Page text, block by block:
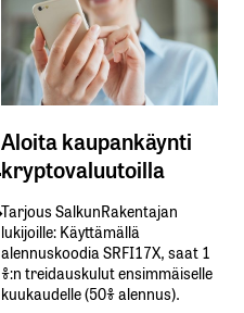
Aloita kaupankäynti
kryptovaluutoilla
Tarjous SalkunRakentajan
lukijoille: Käyttämällä​ ​
alennuskoodia​ ​SRFI17X,​ ​saat​ ​1
%:n treidauskulut​ ​ensimmäiselle​ ​
kuukaudelle​ ​(50%​ ​alennus).